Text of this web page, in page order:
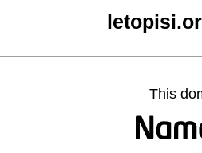
This